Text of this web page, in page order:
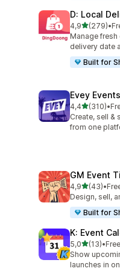
D: Local
4,9av 5(279)
Totalt 279 •
Manage
delivery date
Built for
Evey
4,4av 5(310)
Totalt 310 •
Create, sell &
from one
GM Event
4,9av 5(43)
Totalt 43 •
Design, sell,
Built for
K: Event
5,0av 5 stjerner
(13)
Totalt 13 •Free
Show
launches in